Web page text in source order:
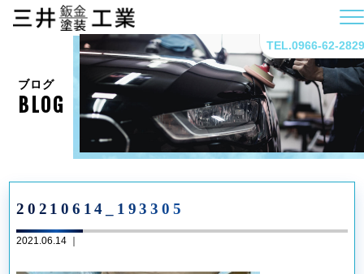
TEL.0966-62-2829
ブログ
BLOG
20210614_193305
2021.06.14 ｜